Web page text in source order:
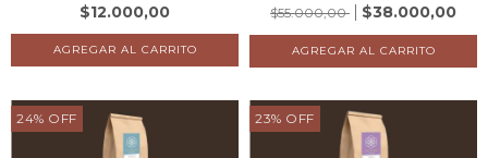
$12.000,00
$55.000,00
$38.000,00
24% OFF 23% OFF